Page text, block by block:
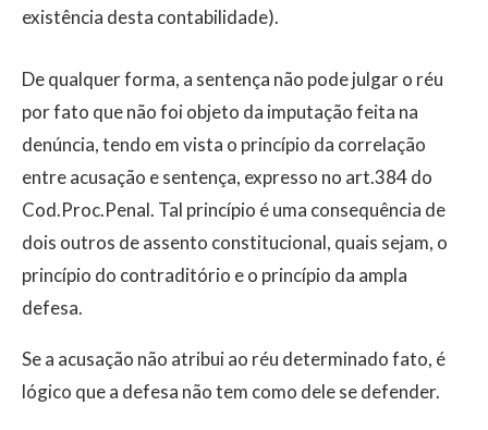
existência desta contabilidade).
De qualquer forma, a sentença não pode julgar o réu
por fato que não foi objeto da imputação feita na
denúncia, tendo em vista o princípio da correlação
entre acusação e sentença, expresso no art.384 do
Cod.Proc.Penal. Tal princípio é uma consequência de
dois outros de assento constitucional, quais sejam, o
princípio do contraditório e o princípio da ampla
defesa.
Se a acusação não atribui ao réu determinado fato, é
lógico que a defesa não tem como dele se defender.